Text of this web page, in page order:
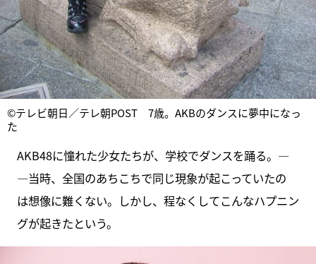
©テレビ朝日／テレ朝POST 7歳。AKBのダンスに夢中になっ
た
AKB48に憧れた少女たちが、学校でダンスを踊る。―
―当時、全国のあちこちで同じ現象が起こっていたの
は想像に難くない。しかし、程なくしてこんなハプニン
グが起きたという。